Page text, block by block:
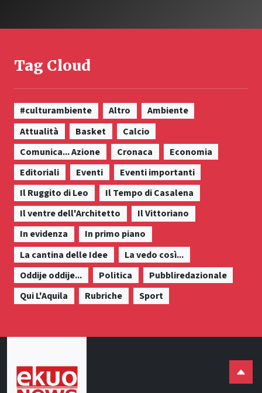
Tag Cloud
#culturambiente Altro
Ambiente
Attualità
Basket
Calcio
Comunica... Azione
Cronaca
Economia
Editoriali
Eventi
Eventi importanti
Il Ruggito di Leo
Il Tempo di Casalena
Il ventre dell'Architetto
Il Vittoriano
In evidenza
In primo piano
La cantina delle Idee
La vedo così...
Oddije oddije...
Politica
Pubbliredazionale
Qui L'Aquila
Rubriche Sport